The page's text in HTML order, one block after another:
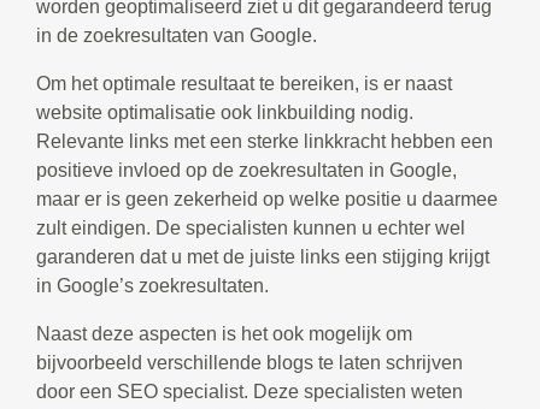
worden geoptimaliseerd ziet u dit gegarandeerd terug
in de zoekresultaten van Google.
Om het optimale resultaat te bereiken, is er naast
website optimalisatie ook linkbuilding nodig.
Relevante links met een sterke linkkracht hebben een
positieve invloed op de zoekresultaten in Google,
maar er is geen zekerheid op welke positie u daarmee
zult eindigen. De specialisten kunnen u echter wel
garanderen dat u met de juiste links een stijging krijgt
in Google’s zoekresultaten.
Naast deze aspecten is het ook mogelijk om
bijvoorbeeld verschillende blogs te laten schrijven
door een SEO specialist. Deze specialisten weten